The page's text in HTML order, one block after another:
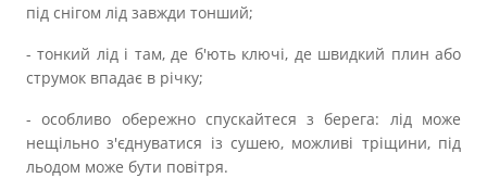
під снігом лід завжди тонший;
- тонкий лід і там, де б'ють ключі, де швидкий плин або
струмок впадає в річку;
- особливо обережно спускайтеся з берега: лід може
нещільно з'єднуватися із сушею, можливі тріщини, під
льодом може бути повітря.